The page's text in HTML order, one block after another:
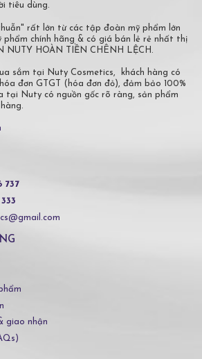
tiêu dùng.
rất lớn từ các tập đoàn mỹ phẩm lớn
phẩm chính hãng & có giá bán lẻ rẻ nhất thị
NUTY HOÀN TIỀN CHÊNH LỆCH.
sắm tại Nuty Cosmetics, khách hàng có
đơn GTGT (hóa đơn đỏ), đảm bảo 100%
tại Nuty có nguồn gốc rõ ràng, sản phẩm
737
giao nhận